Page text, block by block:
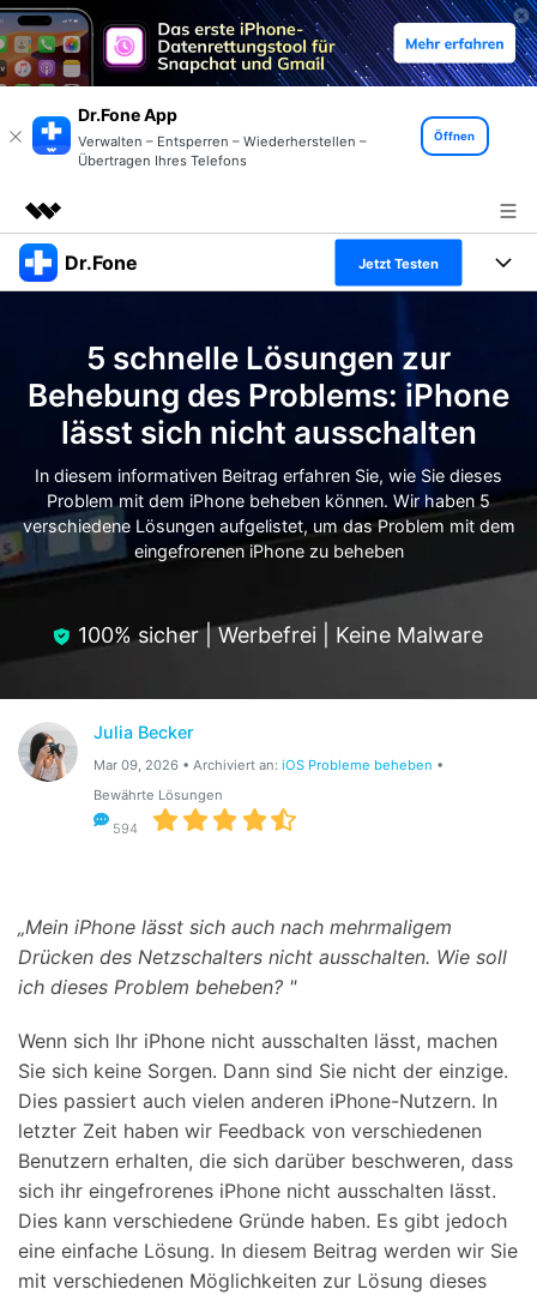
Dr.Fone App
Verwalten – Entsperren – Wiederherstellen –
Übertragen Ihres Telefons
Öffnen
Top-Produkte
Dienstprogramme
Lösungen
Über uns
Presseraum
Shop
Support
Dr.Fone Jetzt Testen
Alles-in-einem-Toolkit
Weitere Tools und Apps
Lösungen
Entdecken Sie weitere Dr.Fone-Lösungen
Lernen und Unterstützung
Ressourcen & Lernen
Hilfe und Unterstützung erhalten
Android 16 FRP-Umgehung
Anmelden
5 schnelle Lösungen zur
Behebung des Problems: iPhone
lässt sich nicht ausschalten
In diesem informativen Beitrag erfahren Sie, wie Sie dieses
Problem mit dem iPhone beheben können. Wir haben 5
verschiedene Lösungen aufgelistet, um das Problem mit dem
eingefrorenen iPhone zu beheben
100% sicher | Werbefrei | Keine Malware
Julia Becker
Mar 09, 2026 • Archiviert an: iOS Probleme beheben •
Bewährte Lösungen
594
„Mein iPhone lässt sich auch nach mehrmaligem
Drücken des Netzschalters nicht ausschalten. Wie soll
ich dieses Problem beheben? "
Wenn sich Ihr iPhone nicht ausschalten lässt, machen
Sie sich keine Sorgen. Dann sind Sie nicht der einzige.
Dies passiert auch vielen anderen iPhone-Nutzern. In
letzter Zeit haben wir Feedback von verschiedenen
Benutzern erhalten, die sich darüber beschweren, dass
sich ihr eingefrorenes iPhone nicht ausschalten lässt.
Dies kann verschiedene Gründe haben. Es gibt jedoch
eine einfache Lösung. In diesem Beitrag werden wir Sie
mit verschiedenen Möglichkeiten zur Lösung dieses